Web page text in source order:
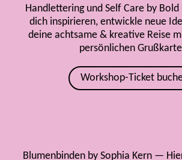
Handlettering und Self Care by
dich inspirieren, entwickle neue
deine achtsame & kreative Reise
persönlichen
Workshop-Ticket
Blumenbinden by Sophia Kern —